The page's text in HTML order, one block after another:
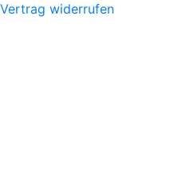
Vertrag widerrufen